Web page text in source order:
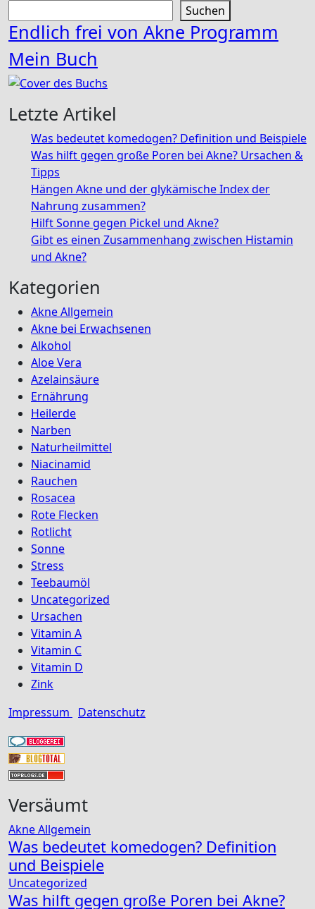
Suchen
Endlich frei von Akne Programm
Mein Buch
Letzte Artikel
Was bedeutet komedogen? Definition und Beispiele
Was hilft gegen große Poren bei Akne? Ursachen &
Tipps
Hängen Akne und der glykämische Index der
Nahrung zusammen?
Hilft Sonne gegen Pickel und Akne?
Gibt es einen Zusammenhang zwischen Histamin
und Akne?
Kategorien
Akne Allgemein
Akne bei Erwachsenen
Alkohol
Aloe Vera
Azelainsäure
Ernährung
Heilerde
Narben
Naturheilmittel
Niacinamid
Rauchen
Rosacea
Rote Flecken
Rotlicht
Sonne
Stress
Teebaumöl
Uncategorized
Ursachen
Vitamin A
Vitamin C
Vitamin D
Zink
Impressum
Datenschutz
Versäumt
Akne Allgemein
Was bedeutet komedogen? Definition
und Beispiele
Uncategorized
Was hilft gegen große Poren bei Akne?